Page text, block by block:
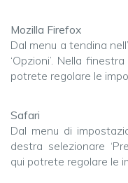
Mozilla Firefox
Dal menu a tendina
‘Opzioni’. Nella
potrete regolare le
Safari
Dal menu di
destra selezionare
qui potrete regolare le